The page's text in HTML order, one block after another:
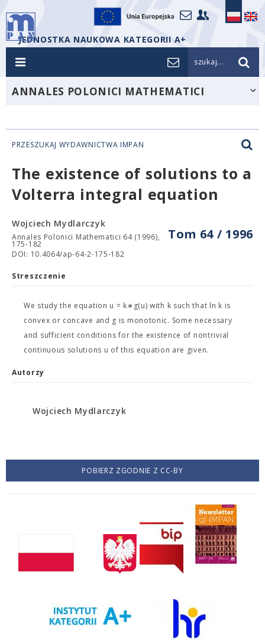
JEDNOSTKA NAUKOWA KATEGORII A+
szukaj...
ANNALES POLONICI MATHEMATICI
PRZESZUKAJ WYDAWNICTWA IMPAN
The existence of solutions to a
Volterra integral equation
Tom 64 / 1996
Wojciech Mydlarczyk
Annales Polonici Mathematici 64 (1996),
175-182
DOI: 10.4064/ap-64-2-175-182
Streszczenie
We study the equation u = k∗g(u) with k such that ln k is
convex or concave and g is monotonic. Some necessary
and sufficient conditions for the existence of nontrivial
continuous solutions u of this equation are given.
Autorzy
Wojciech Mydlarczyk
POBIERZ ZGODNIE Z CC-BY